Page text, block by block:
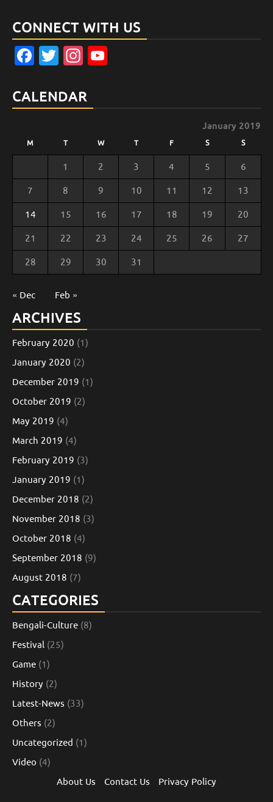
CONNECT WITH US
Facebook
TwitterInstagram
CALENDAR
January 2019
M T W T F S S
1 2 3 4 5 6
7 8 9 10 11 12 13
14 15 16 17 18 19 20
21 22 23 24 25 26 27
28 29 30 31
« Dec Feb »
ARCHIVES
February 2020 (1)
January 2020 (2)
December 2019 (1)
October 2019 (2)
May 2019 (4)
March 2019 (4)
February 2019 (3)
January 2019 (1)
December 2018 (2)
November 2018 (3)
October 2018 (4)
September 2018 (9)
August 2018 (7)
CATEGORIES
Bengali-Culture (8)
Festival (25)
Game (1)
History (2)
Latest-News (33)
Others (2)
Uncategorized (1)
Video (4)
About Us
Contact Us Privacy Policy